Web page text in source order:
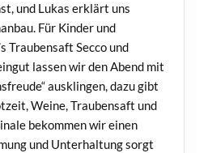
und Lukas erklärt uns
Für Kinder und
Traubensaft Secco und
lassen wir den Abend mit
ausklingen, dazu gibt
Weine, Traubensaft und
bekommen wir einen
und Unterhaltung sorgt